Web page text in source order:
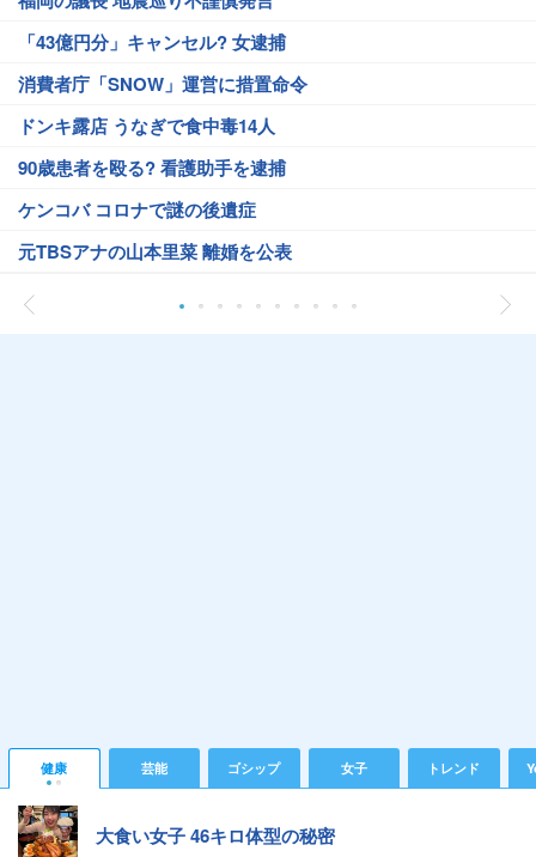
「43億円分」キャンセル? 女逮捕
消費者庁「SNOW」運営に措置命令
ドンキ露店 うなぎで食中毒14人
90歳患者を殴る? 看護助手を逮捕
ケンコバ コロナで謎の後遺症
元TBSアナの山本里菜 離婚を公表
健康 芸能 ゴシップ 女子 トレンド
大食い女子 46キロ体型の秘密